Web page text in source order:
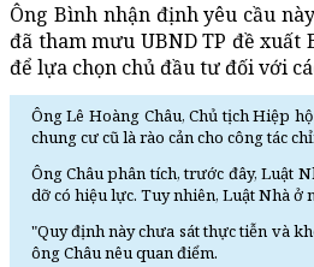
Ông Bình nhận định yêu cầu
đã tham mưu UBND TP đề
để lựa chọn chủ đầu tư đối với
Ông Lê Hoàng Châu, Chủ tịch Hiệp
chung cư cũ là rào cản cho công tác
Ông Châu phân tích, trước đây, Luật
dỡ có hiệu lực. Tuy nhiên, Luật Nhà ở
"Quy định này chưa sát thực tiễn và
ông Châu nêu quan điểm.